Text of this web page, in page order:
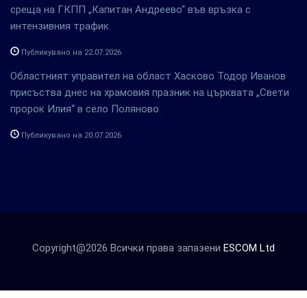
среща на ГКПП „Капитан Андреево“ във връзка с
интензивния трафик
Публикувано на 22.07.2026
Областният управител на област Хасково Тодор Иванов
присъства днес на храмовия празник на църквата „Свети
пророк Илия“ в село Поляново.
Публикувано на 20.07.2026
Copyright@2026 Всички права запазени ESCOM Ltd